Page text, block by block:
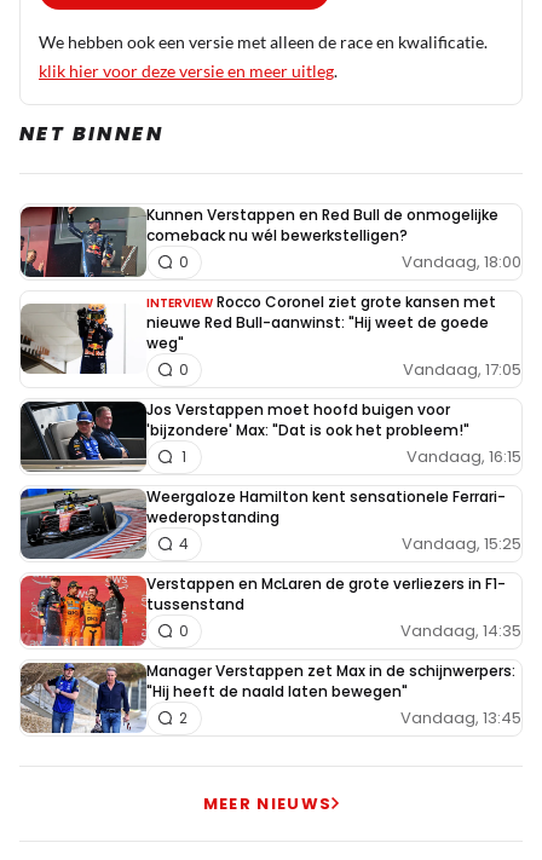
We hebben ook een versie met alleen de race en kwalificatie.
klik hier voor deze versie en meer uitleg.
NET BINNEN
Kunnen Verstappen en Red Bull de onmogelijke
comeback nu wél bewerkstelligen?
Vandaag, 18:00
0
INTERVIEW Rocco Coronel ziet grote kansen met
nieuwe Red Bull-aanwinst: "Hij weet de goede
weg"
Vandaag, 17:05
0
Jos Verstappen moet hoofd buigen voor
'bijzondere' Max: "Dat is ook het probleem!"
Vandaag, 16:15
1
Weergaloze Hamilton kent sensationele Ferrari-
wederopstanding
Vandaag, 15:25
4
Verstappen en McLaren de grote verliezers in F1-
tussenstand
Vandaag, 14:35
0
Manager Verstappen zet Max in de schijnwerpers:
"Hij heeft de naald laten bewegen"
Vandaag, 13:45
2
MEER NIEUWS